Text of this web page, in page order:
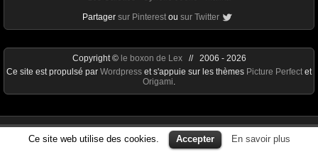
Partager sur Pinterest ou sur Twitter
Ce site web utilise des cookies. Accepter En savoir plus
Copyright © le boxon de Lex// 2006 - 2026
Ce site est propulsé par Wordpress et s'appuie sur les thèmes Picture Perfect et
Origami.